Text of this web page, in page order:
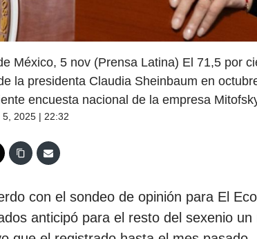
México, 5 nov (Prensa Latina) El 71,5 por
la presidenta Claudia Sheinbaum en
encuesta nacional de la empresa
5, 2025 | 22:32
con el sondeo de opinión para El
anticipó para el resto del sexenio